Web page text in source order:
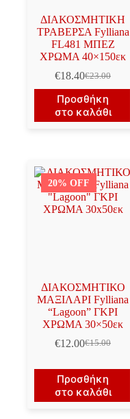
ΔΙΑΚΟΣΜΗΤΙΚΗ
ΤΡΑΒΕΡΣΑ Fylliana
FL481 ΜΠΕΖ
ΧΡΩΜΑ 40×150εκ
€23.00
Original
price
was:
€23.00.
€18.40Η
τρέχουσα
τιμή
είναι:
Προσθήκη
στο καλάθι
20% OFF
ΔΙΑΚΟΣΜΗΤΙΚΟ
ΜΑΞΙΛΑΡΙ Fylliana
“Lagoon” ΓΚΡΙ
ΧΡΩΜΑ 30×50εκ
€15.00
Original
was:
€15.00.
€12.00Η
τιμή
είναι:
€12.00.
Προσθήκη
στο καλάθι